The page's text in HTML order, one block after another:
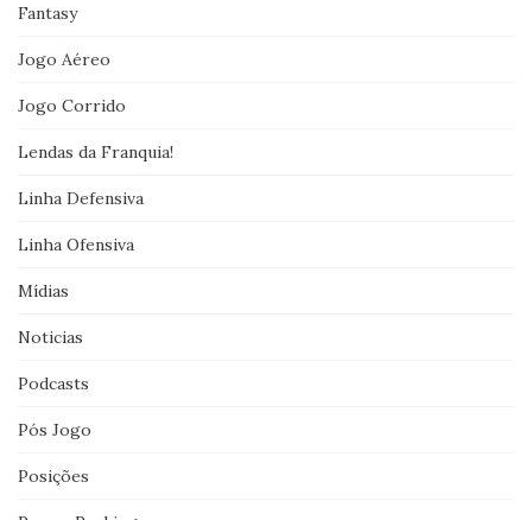
Fantasy
Jogo Aéreo
Jogo Corrido
Lendas da Franquia!
Linha Defensiva
Linha Ofensiva
Mídias
Noticias
Podcasts
Pós Jogo
Posições